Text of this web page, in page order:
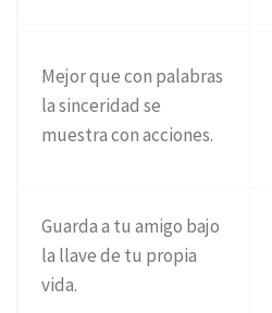
Mejor que con palabras
la sinceridad se
muestra con acciones.
Guarda a tu amigo bajo
la llave de tu propia
vida.